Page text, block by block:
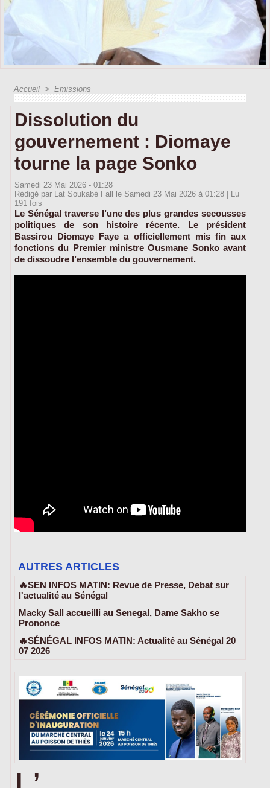
Accueil > Emissions
Dissolution du
gouvernement : Diomaye
tourne la page Sonko
Samedi 23 Mai 2026 - 01:28
Rédigé par Lat Soukabé Fall le Samedi 23 Mai 2026 à 01:28 | Lu
191 fois
Le Sénégal traverse l’une des plus grandes secousses
politiques de son histoire récente. Le président
Bassirou Diomaye Faye a officiellement mis fin aux
fonctions du Premier ministre Ousmane Sonko avant
de dissoudre l’ensemble du gouvernement.
AUTRES ARTICLES
🔥SEN INFOS MATIN: Revue de Presse, Debat sur
l'actualité au Sénégal
Macky Sall accueilli au Senegal, Dame Sakho se
Prononce
🔥SÉNÉGAL INFOS MATIN: Actualité au Sénégal 20
07 2026